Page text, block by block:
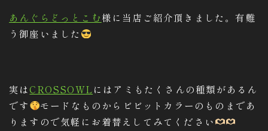
あんぐらどっとこむ様に当店ご紹介頂きました。有難
う御座いました
実はCROSSOWLにはアミもたくさんの種類があるん
です
モードなものからビビットカラーのものまであ
りますので気軽にお着替えしてみてください